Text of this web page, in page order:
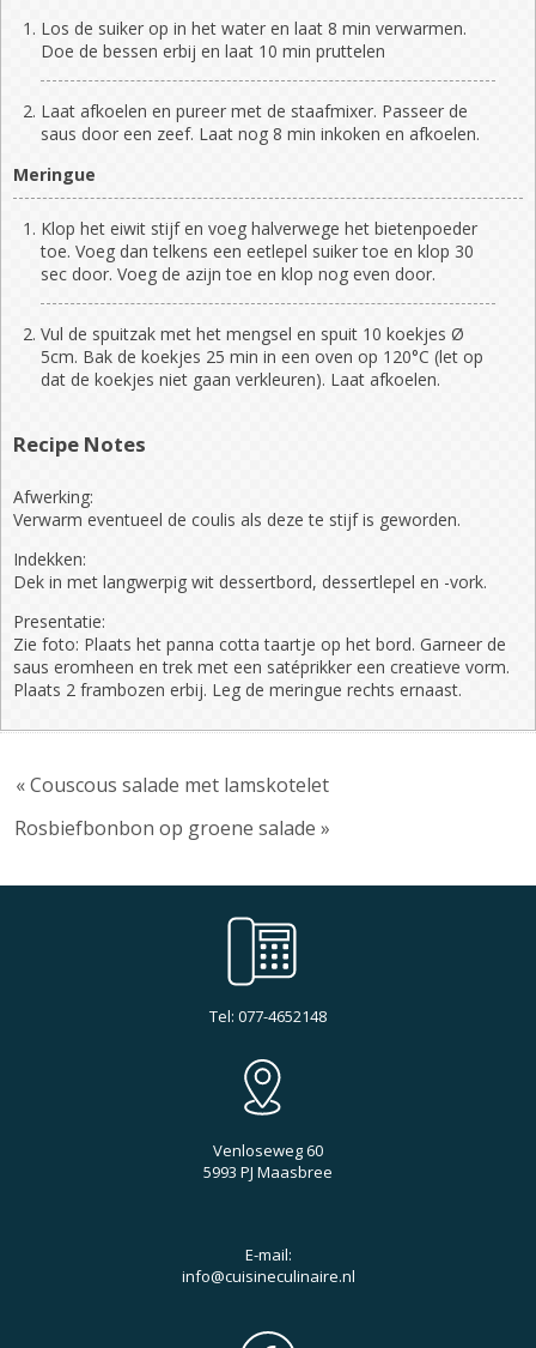
Los de suiker op in het water en laat 8 min verwarmen.
Doe de bessen erbij en laat 10 min pruttelen
Laat afkoelen en pureer met de staafmixer. Passeer de
saus door een zeef. Laat nog 8 min inkoken en afkoelen.
Meringue
Klop het eiwit stijf en voeg halverwege het bietenpoeder
toe. Voeg dan telkens een eetlepel suiker toe en klop 30
sec door. Voeg de azijn toe en klop nog even door.
Vul de spuitzak met het mengsel en spuit 10 koekjes Ø
5cm. Bak de koekjes 25 min in een oven op 120°C (let op
dat de koekjes niet gaan verkleuren). Laat afkoelen.
Recipe Notes
Afwerking:
Verwarm eventueel de coulis als deze te stijf is geworden.
Indekken:
Dek in met langwerpig wit dessertbord, dessertlepel en -vork.
Presentatie:
Zie foto: Plaats het panna cotta taartje op het bord. Garneer de
saus eromheen en trek met een satéprikker een creatieve vorm.
Plaats 2 frambozen erbij. Leg de meringue rechts ernaast.
« Couscous salade met lamskotelet
Rosbiefbonbon op groene salade »
Tel: 077-4652148
Venloseweg 60
5993 PJ Maasbree
E-mail:
info@cuisineculinaire.nl